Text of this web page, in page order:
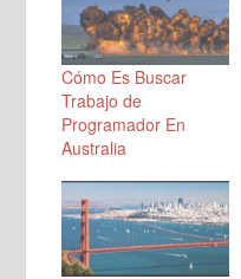
Cómo Es Buscar
Trabajo de
Programador En
Australia